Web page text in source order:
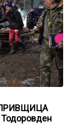
Тодоровден